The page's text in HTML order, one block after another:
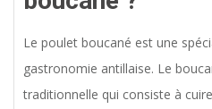
Le poulet boucané est une
gastronomie antillaise. Le
traditionnelle qui consiste à